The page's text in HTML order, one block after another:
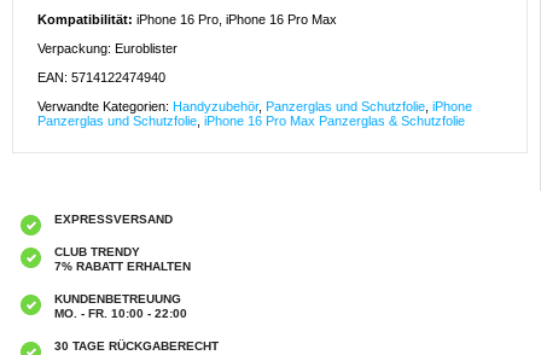
Kompatibilität: iPhone 16 Pro, iPhone 16 Pro Max
Verpackung: Euroblister
EAN: 5714122474940
Verwandte Kategorien: Handyzubehör, Panzerglas und Schutzfolie iPhone
Panzerglas und Schutzfolie iPhone 16 Pro Max Panzerglas & Schutzfolie
EXPRESSVERSAND
CLUB TRENDY
7% RABATT ERHALTEN
KUNDENBETREUUNG
MO. - FR. 10:00 - 22:00
30 TAGE RÜCKGABERECHT